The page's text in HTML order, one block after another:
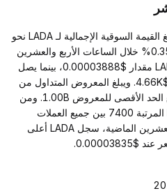
اعتبارًا من 6 أغسطس 2026، تبلغ القيمة السوقية الإجمالية لـ LADA نحو
$38.83K، ما يمثل تغيرًا بنسبة -0.35% خلال الساعات الأربع والعشرين
الماضية. ويبلغ السعر الحالي لـ LADA مقدار $0.00003888، بينما يصل
حجم التداول خلال 24 ساعة إلى $4.66K. ويبلغ المعروض المتداول من
LADA مقدار 998.52M، فيما يبلغ الحد الأقصى للمعروض 1.00B. ومن
حيث القيمة السوقية، تحتل LADA المرتبة 7400 بين جميع العملات
الرقمية. وخلال الساعات الأربع والعشرين الماضية، سجل LADA أعلى